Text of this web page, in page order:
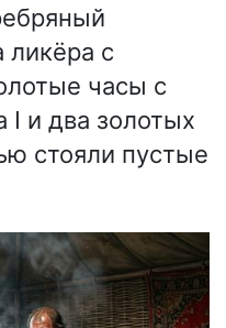
ликёра с
часы с
и два золотых
стояли пустые